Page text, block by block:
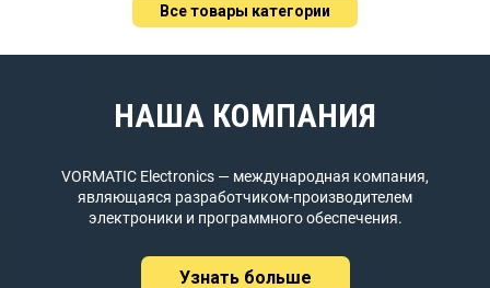
Все товары категории
НАША КОМПАНИЯ
VORMATIC Electronics — международная компания,
являющаяся разработчиком-производителем
электроники и программного обеспечения.
Узнать больше